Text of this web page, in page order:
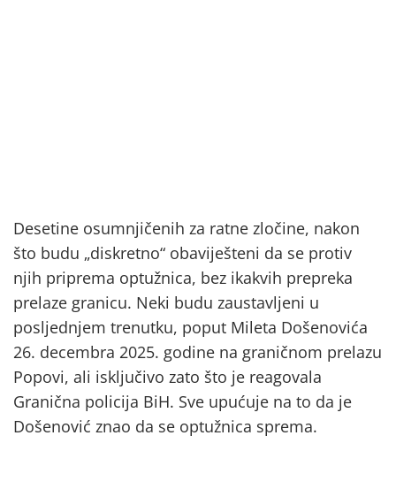
Desetine osumnjičenih za ratne zločine, nakon
što budu „diskretno“ obaviješteni da se protiv
njih priprema optužnica, bez ikakvih prepreka
prelaze granicu. Neki budu zaustavljeni u
posljednjem trenutku, poput Mileta Došenovića
26. decembra 2025. godine na graničnom prelazu
Popovi, ali isključivo zato što je reagovala
Granična policija BiH. Sve upućuje na to da je
Došenović znao da se optužnica sprema.